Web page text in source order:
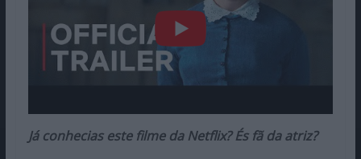
Já conhecias este filme da Netflix? És fã da atriz?